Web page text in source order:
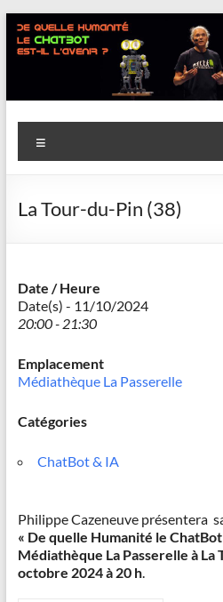
Aller
au
contenu
Savoir
en
actes
Cazeneuve
La Tour-du-Pin (38)
Date / Heure
Date(s) - 11/10/2024
20:00 - 21:30
Emplacement
Médiathèque La Passerelle
Catégories
ChatBot & IA
Philippe Cazeneuve présentera
« De quelle Humanité le ChatBot
Médiathèque La Passerelle à La
octobre 2024 à 20 h.